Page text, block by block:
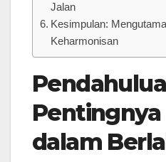
Jalan
Kesimpulan:
Keharmonisan
dalam